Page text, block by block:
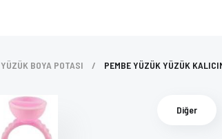
YÜZÜK BOYA POTASI PEMBE YÜZÜK YÜZÜK
Diğer